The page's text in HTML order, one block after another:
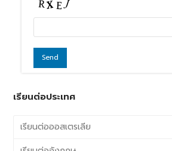
เรียนต่อประเทศ
เรียนต่อออสเตรเลีย